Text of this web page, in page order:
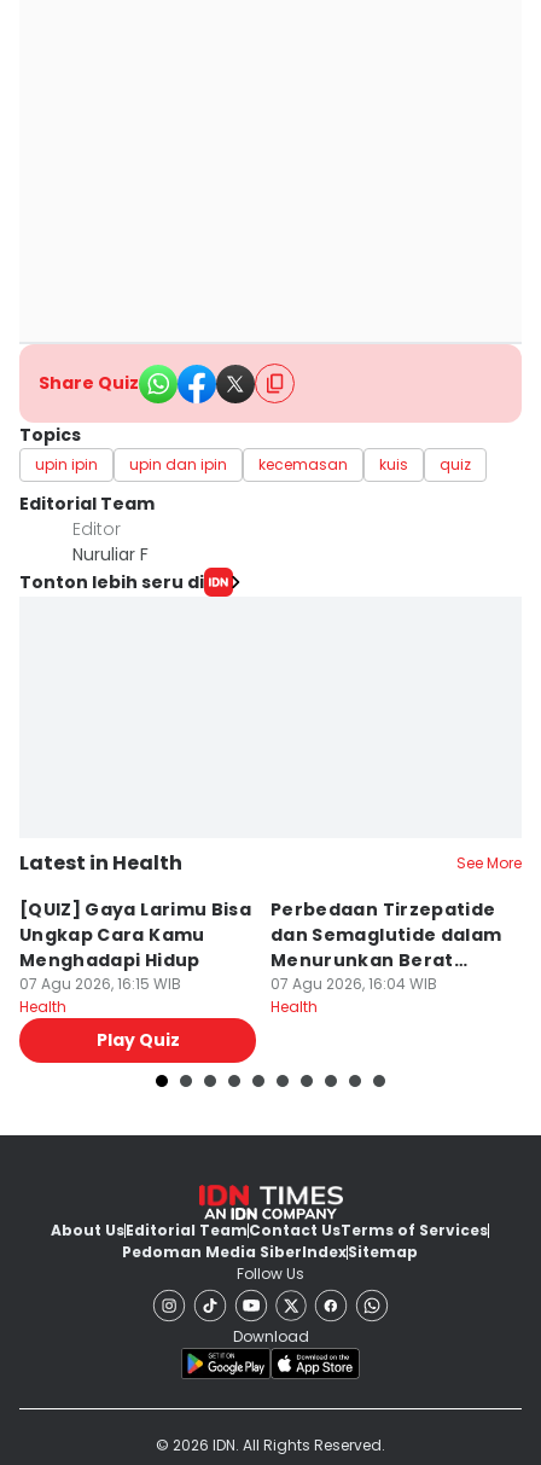
Share Quiz
Topics
upin ipin upin dan ipin kecemasan kuis quiz
Editorial Team
Editor
Nuruliar F
Tonton lebih seru di
Latest in Health See More
[QUIZ] Gaya Larimu Bisa
Ungkap Cara Kamu
Menghadapi Hidup
07 Agu 2026, 16:15 WIB
Health
Play Quiz
Perbedaan Tirzepatide
dan Semaglutide dalam
Menurunkan Berat
Badan
07 Agu 2026, 16:04 WIB
Health
About UsEditorial TeamContact UsTerms of Services
Pedoman Media SiberIndexSitemap
Follow Us
Download
© 2026 IDN. All Rights Reserved.